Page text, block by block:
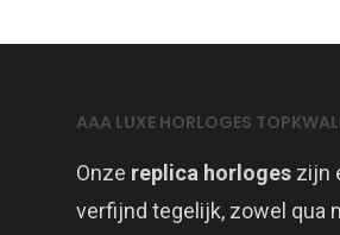
AAA LUXE HORLOGES
Onze replica horloges zijn
verfijnd tegelijk, zowel qua